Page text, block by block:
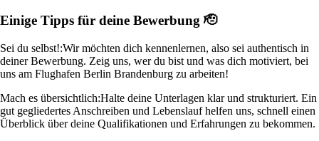
Einige Tipps für deine Bewerbung 🫡
Sei du selbst!:Wir möchten dich kennenlernen, also sei authentisch in
deiner Bewerbung. Zeig uns, wer du bist und was dich motiviert, bei
uns am Flughafen Berlin Brandenburg zu arbeiten!
Mach es übersichtlich:Halte deine Unterlagen klar und strukturiert. Ein
gut gegliedertes Anschreiben und Lebenslauf helfen uns, schnell einen
Überblick über deine Qualifikationen und Erfahrungen zu bekommen.